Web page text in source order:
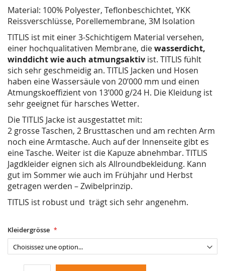
Material: 100% Polyester, Teflonbeschichtet, YKK
Reissverschlüsse, Porellemembrane, 3M Isolation
TITLIS ist mit einer 3-Schichtigem Material versehen,
einer hochqualitativen Membrane, diewasserdicht,
winddicht wie auch atmungsaktiv ist. TITLIS fühlt
sich sehr geschmeidig an. TITLIS Jacken und Hosen
haben eine Wassersäule von 20’000 mm und einen
Atmungskoeffizient von 13’000 g/24 H. Die Kleidung ist
sehr geeignet für harsches Wetter.
Die TITLIS Jacke ist ausgestattet mit:
2 grosse Taschen, 2 Brusttaschen und am rechten Arm
noch eine Armtasche. Auch auf der Innenseite gibt es
eine Tasche. Weiter ist die Kapuze abnehmbar. TITLIS
Jagdkleider eignen sich als Allroundbekleidung. Kann
gut im Sommer wie auch im Frühjahr und Herbst
getragen werden – Zwibelprinzip.
TITLIS ist robust und trägt sich sehr angenehm.
Kleidergrösse